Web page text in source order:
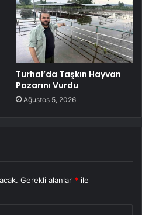
Turhal’da Taşkın Hayvan
Pazarını Vurdu
Ağustos 5, 2026
Gerekli alanlar * ile